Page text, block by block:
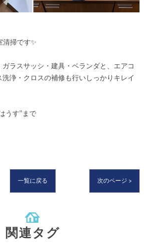
清掃です✨
ラスサッシ・建具・ベランダと、エアコ
浄・クロスの補修も行いしっかりキレイ
うす”まで
一覧に戻る 次のページ >
関連タグ